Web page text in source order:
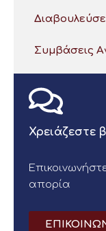
Συμβάσεις
Χρειάζεστε
απορία